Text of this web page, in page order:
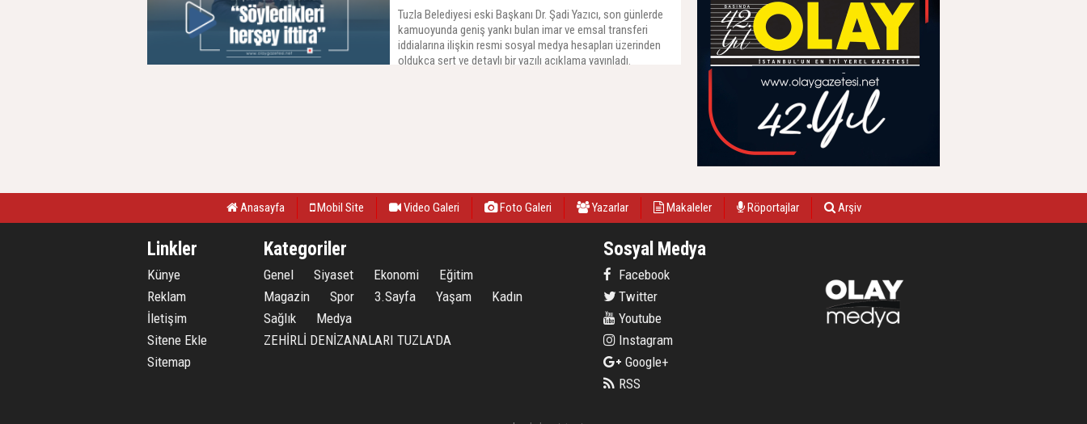
Tuzla Belediyesi eski Başkanı Dr. Şadi Yazıcı, son günlerde
kamuoyunda geniş yankı bulan imar ve emsal transferi
iddialarına ilişkin resmi sosyal medya hesapları üzerinden
oldukça sert ve detaylı bir yazılı açıklama yayınladı.
Anasayfa Mobil Site Video Galeri Foto Galeri Yazarlar Makaleler Röportajlar Arşiv
Linkler
Künye
Reklam
İletişim
Sitene Ekle
Sitemap
Kategoriler
Genel Siyaset Ekonomi
Eğitim
Magazin
Spor 3.Sayfa Yaşam
Kadın
Sağlık
Medya
ZEHİRLİ DENİZANALARI TUZLA'DA
Sosyal Medya
Facebook
Twitter
Youtube
Instagram
Google+
RSS